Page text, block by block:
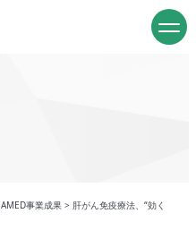
AMED事業成果 > 肝がん免疫療法、“効く